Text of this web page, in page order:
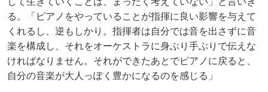
る。「ピアノをやっていることが指揮に良い影響を与えて
くれるし、逆もしかり。指揮者は自分では音を出さずに音
楽を構成し、それをオーケストラに身ぶり手ぶりで伝えな
ければなりません。それができたあとでピアノに戻ると、
自分の音楽が大人っぽく豊かになるのを感じる」